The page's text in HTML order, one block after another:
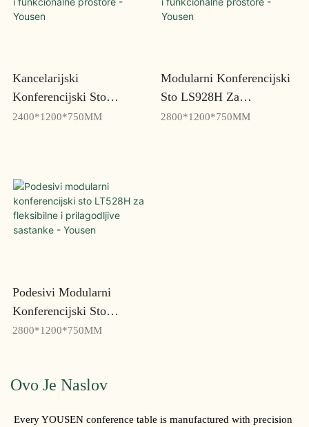
Kancelarijski
Konferencijski Sto
LS924H Za
2400*1200*750MM
Modularni Konferencijski
Sto LS928H Za
Minimalističke I
2800*1200*750MM
Podesivi Modularni
Konferencijski Sto
LT528H Za Fleksibilne I
2800*1200*750MM
Ovo Je Naslov
Every YOUSEN conference table is manufactured with precision